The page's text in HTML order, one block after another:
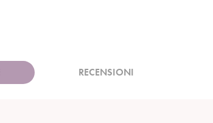
RECENSIONI